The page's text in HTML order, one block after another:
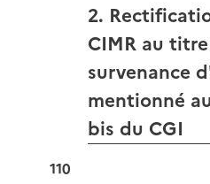
2.
CIMR au
survenance
mentionné
bis du CGI
110